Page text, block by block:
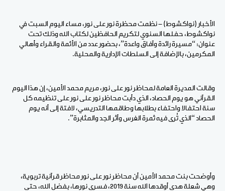
الأخبار (نواكشوط) - نظمت محظرة نور على نور، مساء اليوم السبت في
نواكشوط، حفلها السنوي لتكريم الحافظين لكتاب الله وذلك تحت
عنوان: “مسيرة رائدة وآفاق واعدة”، بحضور عدد من الأئمة والقراء وأهالي
المكرمين، بالإضافة إلى السلطات الإدارية والمحلية.
وقالت المديرة العامة لمحاظر نور على نور، مريم محمد الأمين، إن هذا اليوم
القرآني هو يوم الحصاد، الذي دأبت محاظر نور على نور على تنظيمه كل
سنة احتفالا واحتفاء بطلابها وطاقمها التدريسي، لافتة إلى أنه يوم
الحصاد “الذي تُرى فيه ثمرة الغرس وأثر الجد والمثابرة”.
وأوضحت بنت محمد الأمين أن محاظر نور على نور محاظر قرآنية تربوية،
وهي شعلة هدى أوقدها الله سنة 2019، فسرى نورها، بفضل الله، حتى